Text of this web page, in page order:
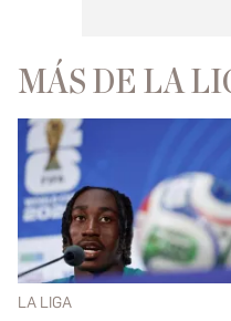
MÁS DE LA
LA LIGA